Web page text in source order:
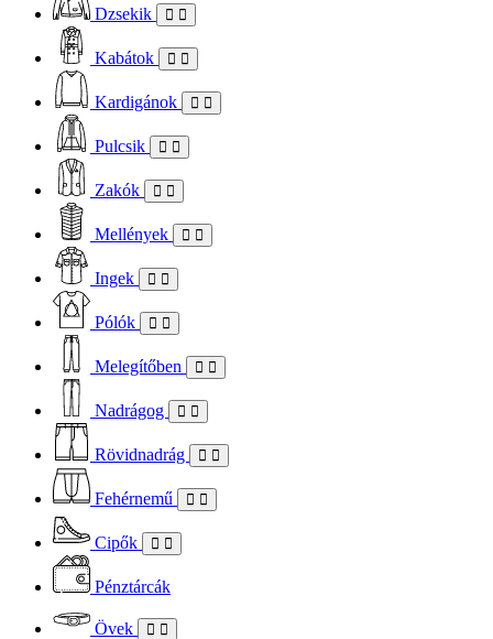
Dzsekik
Kabátok
Kardigánok
Pulcsik
Zakók
Mellények
Ingek
Pólók
Melegítőben
Nadrágog
Rövidnadrág
Fehérnemű
Cipők
Pénztárcák
Övek